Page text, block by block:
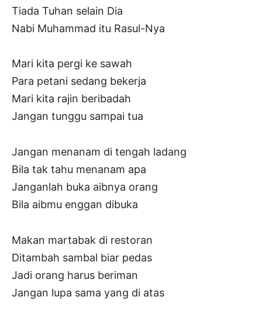
Tiada Tuhan selain Dia
Nabi Muhammad itu Rasul-Nya
Mari kita pergi ke sawah
Para petani sedang bekerja
Mari kita rajin beribadah
Jangan tunggu sampai tua
Jangan menanam di tengah ladang
Bila tak tahu menanam apa
Janganlah buka aibnya orang
Bila aibmu enggan dibuka
Makan martabak di restoran
Ditambah sambal biar pedas
Jadi orang harus beriman
Jangan lupa sama yang di atas